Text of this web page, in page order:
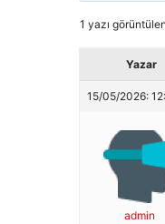
1 yazı
Yazar
15/05/2026:
admin